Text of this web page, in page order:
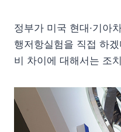
정부가 미국 현대·기아
행저항실험을 직접 하
비 차이에 대해서는 조